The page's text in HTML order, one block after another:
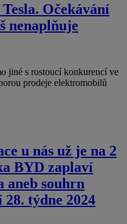
Očekávání
nenaplňuje
jiné s rostoucí konkurencí ve
prodeje elektromobilů
u nás už je na 2
BYD zaplaví
aneb souhrn
týdne 2024